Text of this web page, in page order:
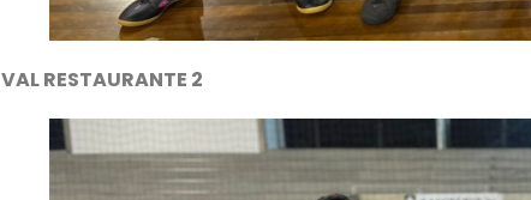
VAL RESTAURANTE 2